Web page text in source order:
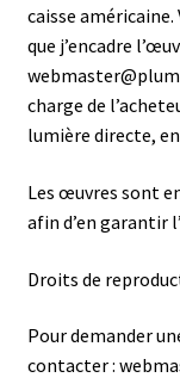
caisse
que j’encadre
charge de
lumière directe,
Les œuvres sont
afin d’en garantir
Droits de
Pour demander
contacter :